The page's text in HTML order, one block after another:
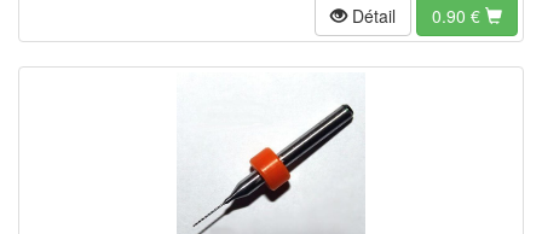
Détail 0.90 €